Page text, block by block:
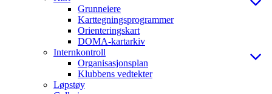
Grunneiere
Karttegningsprogrammer
Orienteringskart
DOMA-kartarkiv
Internkontroll
Organisasjonsplan
Klubbens vedtekter
Løpstøy